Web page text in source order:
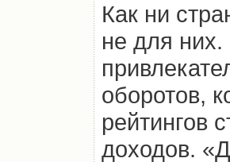
Как ни
не для них.
оборотов,
рейтингов
доходов.